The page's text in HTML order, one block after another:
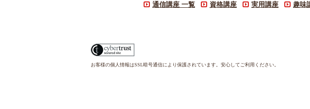
通信講座 一覧 資格講座 実用講座 趣味
お客様の個人情報はSSL暗号通信により保護されています。安心してご利用ください。